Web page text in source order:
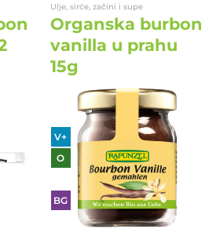
Ulje, sirće, začini i supe
Organska burbon
vanilla u prahu
15g
V+
O
BG